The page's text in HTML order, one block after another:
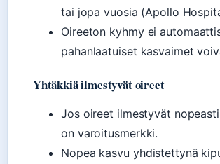
tai jopa vuosia (Apollo
Oireeton kyhmy ei
pahanlaatuiset kasvaimet
Yhtäkkiä ilmestyvät oireet
Jos oireet ilmestyvät
on varoitusmerkki.
Nopea kasvu yhdistettynä